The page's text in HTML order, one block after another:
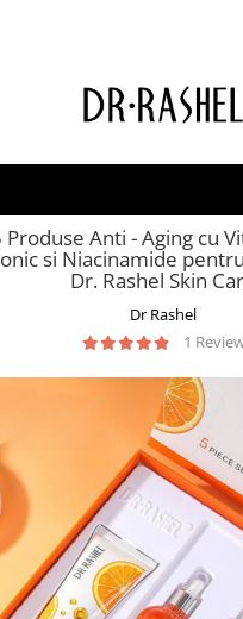
Produse Anti - Aging cu
si Niacinamide
Dr. Rashel Skin
Dr Rashel
1